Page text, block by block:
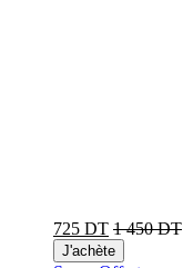
725 DT 1 450 DT
J'achète